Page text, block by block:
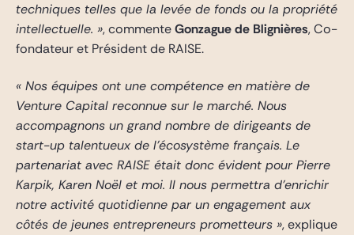
techniques telles que la levée de fonds ou la propriété
intellectuelle. », commenteGonzague de Blignières, Co-
fondateur et Président de RAISE.
« Nos équipes ont une compétence en matière de
Venture Capital reconnue sur le marché. Nous
accompagnons un grand nombre de dirigeants de
start-up talentueux de l’écosystème français. Le
partenariat avec RAISE était donc évident pour Pierre
Karpik, Karen Noël et moi. Il nous permettra d’enrichir
notre activité quotidienne par un engagement aux
côtés de jeunes entrepreneurs prometteurs », explique